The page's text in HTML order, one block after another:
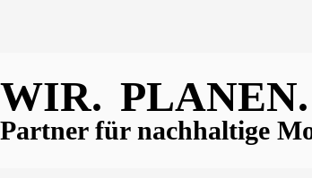
WIR. PLANEN.
Partner für nachhaltige